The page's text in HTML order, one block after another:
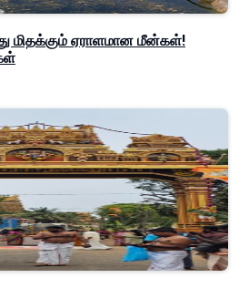
மிதக்கும் ஏராளமான மீன்கள்!